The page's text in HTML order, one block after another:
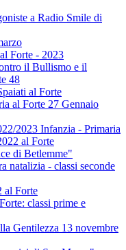
a Radio Smile di
Forte - 2023
il Bullismo e il
48
al Forte
al Forte 27 Gennaio
2023 Infanzia - Primaria
al Forte
di Betlemme"
natalizia - classi seconde
al Forte
classi prime e
Gentilezza 13 novembre